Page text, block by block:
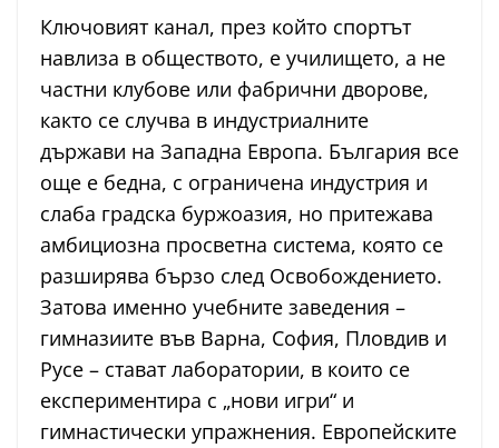
Ключовият канал, през който спортът
навлиза в обществото, е училището, а не
частни клубове или фабрични дворове,
както се случва в индустриалните
държави на Западна Европа. България все
още е бедна, с ограничена индустрия и
слаба градска буржоазия, но притежава
амбициозна просветна система, която се
разширява бързо след Освобождението.
Затова именно учебните заведения –
гимназиите във Варна, София, Пловдив и
Русе – стават лаборатории, в които се
експериментира с „нови игри“ и
гимнастически упражнения. Европейските